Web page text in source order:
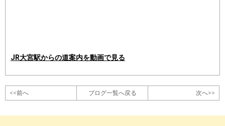
JR大宮駅からの道案内を動画で見る
<<前へ ブログ一覧へ戻る 次へ>>